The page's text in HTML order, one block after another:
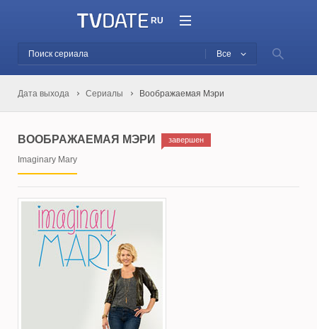
RU
Все
Дата выхода Сериалы Воображаемая Мэри
ВООБРАЖАЕМАЯ МЭРИ завершен
Imaginary Mary